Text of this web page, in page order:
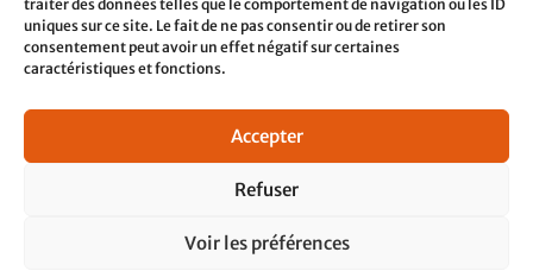
traiter des données telles que le comportement de navigation ou les ID
uniques sur ce site. Le fait de ne pas consentir ou de retirer son
consentement peut avoir un effet négatif sur certaines
caractéristiques et fonctions.
Accepter
Refuser
Voir les préférences
5, rue Pleyel
93200 SAINT-DENIS
contact@cfdtcheminots.org